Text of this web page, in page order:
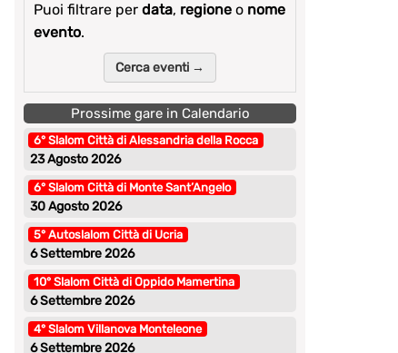
Puoi filtrare per data, regione o nome
evento.
Cerca eventi →
Prossime gare in Calendario
6° Slalom Città di Alessandria della Rocca
23 Agosto 2026
6° Slalom Città di Monte Sant’Angelo
30 Agosto 2026
5° Autoslalom Città di Ucria
6 Settembre 2026
10° Slalom Città di Oppido Mamertina
6 Settembre 2026
4° Slalom Villanova Monteleone
6 Settembre 2026